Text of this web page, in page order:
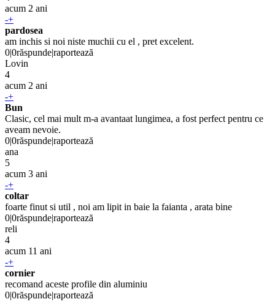
acum 2 ani
-+
pardosea
am inchis si noi niste muchii cu el , pret excelent.
00răspunderaportează
Lovin
4
acum 2 ani
-+
Bun
Clasic, cel mai mult m-a avantaat lungimea, a fost perfect pentru ce
aveam nevoie.
00răspunderaportează
ana
5
acum 3 ani
-+
coltar
foarte finut si util , noi am lipit in baie la faianta , arata bine
00răspunderaportează
reli
4
acum 11 ani
-+
cornier
recomand aceste profile din aluminiu
00răspunderaportează